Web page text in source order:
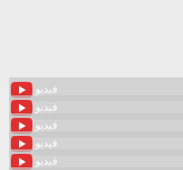
فيديو
فيديو
فيديو
فيديو
فيديو